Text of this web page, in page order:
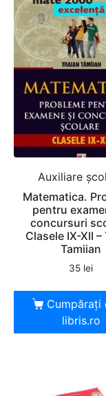
Auxiliare
Matematica.
pentru
concursuri
Clasele IX-XII –
Tamiian
35 lei
Cumpărați
libris.ro